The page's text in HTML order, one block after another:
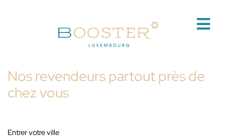
Nos revendeurs partout près de
chez vous
Entrer votre ville